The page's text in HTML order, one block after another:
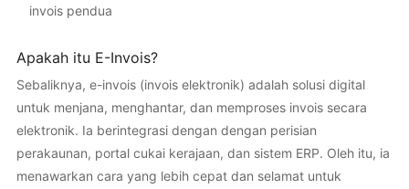
invois pendua
Apakah itu E-Invois?
Sebaliknya, e-invois (invois elektronik) adalah solusi digital
untuk menjana, menghantar, dan memproses invois secara
elektronik. Ia berintegrasi dengan dengan perisian
perakaunan, portal cukai kerajaan, dan sistem ERP. Oleh itu, ia
menawarkan cara yang lebih cepat dan selamat untuk